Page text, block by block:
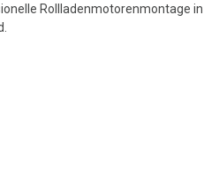
Rollladenmotorenmontage in